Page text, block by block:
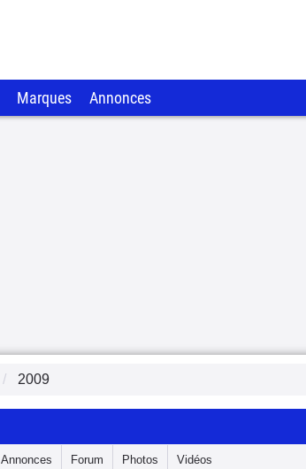
Marques Annonces
2009
Annonces Forum Photos Vidéos